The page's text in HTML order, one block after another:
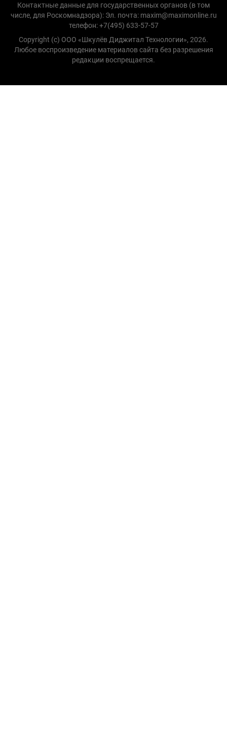
Контактные данные для государственных органов (в том
числе, для Роскомнадзора): Эл. почта: maxim@maximonline.ru
телефон: +7(495) 633-57-57
Copyright (с) ООО «Шкулёв Диджитал Технологии», 2026.
Любое воспроизведение материалов сайта без разрешения
редакции воспрещается.